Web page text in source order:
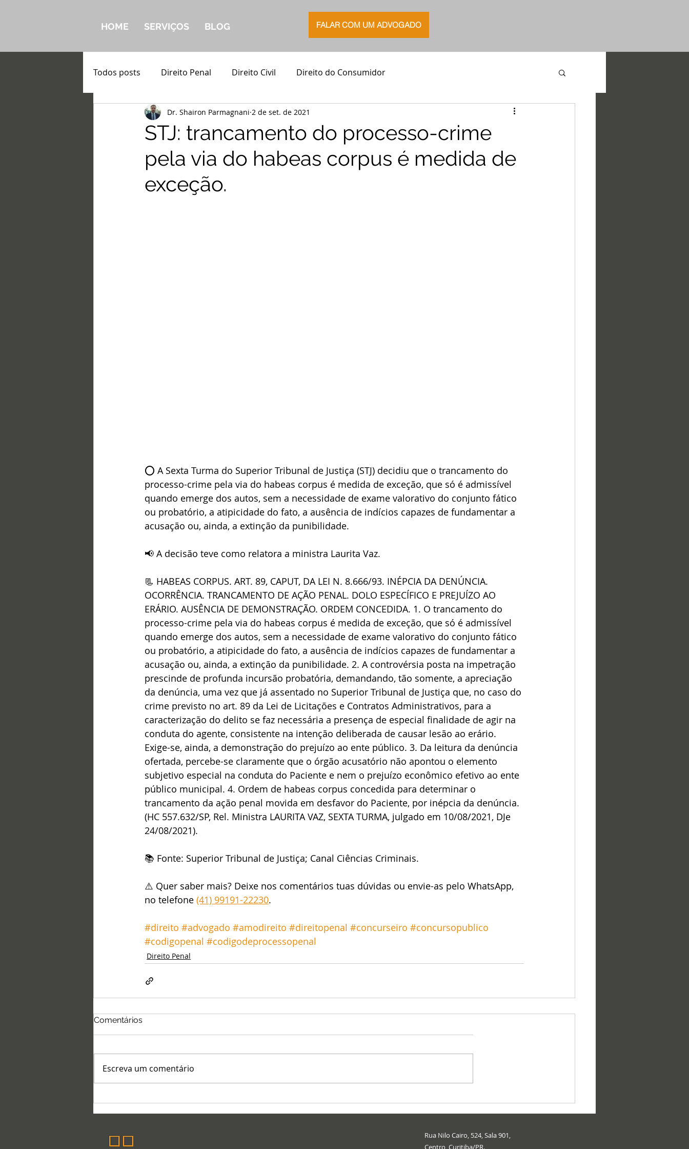
HOME SERVIÇOS BLOG FALAR COM UM ADVOGADO
Todos posts Direito Penal Direito Civil Direito do Consumidor
STJ: trancamento do processo-crime
pela via do habeas corpus é medida de
exceção.
Dr. Shairon Parmagnani 2 de set. de 2021
⭕ A Sexta Turma do Superior Tribunal de Justiça (STJ) decidiu que o trancamento do
processo-crime pela via do habeas corpus é medida de exceção, que só é admissível
quando emerge dos autos, sem a necessidade de exame valorativo do conjunto fático
ou probatório, a atipicidade do fato, a ausência de indícios capazes de fundamentar a
acusação ou, ainda, a extinção da punibilidade.
📢 A decisão teve como relatora a ministra Laurita Vaz.
📃 HABEAS CORPUS. ART. 89, CAPUT, DA LEI N. 8.666/93. INÉPCIA DA DENÚNCIA.
OCORRÊNCIA. TRANCAMENTO DE AÇÃO PENAL. DOLO ESPECÍFICO E PREJUÍZO AO
ERÁRIO. AUSÊNCIA DE DEMONSTRAÇÃO. ORDEM CONCEDIDA. 1. O trancamento do
processo-crime pela via do habeas corpus é medida de exceção, que só é admissível
quando emerge dos autos, sem a necessidade de exame valorativo do conjunto fático
ou probatório, a atipicidade do fato, a ausência de indícios capazes de fundamentar a
acusação ou, ainda, a extinção da punibilidade. 2. A controvérsia posta na impetração
prescinde de profunda incursão probatória, demandando, tão somente, a apreciação
da denúncia, uma vez que já assentado no Superior Tribunal de Justiça que, no caso do
crime previsto no art. 89 da Lei de Licitações e Contratos Administrativos, para a
caracterização do delito se faz necessária a presença de especial finalidade de agir na
conduta do agente, consistente na intenção deliberada de causar lesão ao erário.
Exige-se, ainda, a demonstração do prejuízo ao ente público. 3. Da leitura da denúncia
ofertada, percebe-se claramente que o órgão acusatório não apontou o elemento
subjetivo especial na conduta do Paciente e nem o prejuízo econômico efetivo ao ente
público municipal. 4. Ordem de habeas corpus concedida para determinar o
trancamento da ação penal movida em desfavor do Paciente, por inépcia da denúncia.
(HC 557.632/SP, Rel. Ministra LAURITA VAZ, SEXTA TURMA, julgado em 10/08/2021, DJe
24/08/2021).
📚 Fonte: Superior Tribunal de Justiça; Canal Ciências Criminais.
⚠️ Quer saber mais? Deixe nos comentários tuas dúvidas ou envie-as pelo WhatsApp,
no telefone (41) 99191-22230.
#direito #advogado #amodireito #direitopenal #concurseiro #concursopublico
#codigopenal #codigodeprocessopenal
Direito Penal
Comentários
Escreva um comentário
Rua Nilo Cairo, 524, Sala 901,
Centro, Curitiba/PR.